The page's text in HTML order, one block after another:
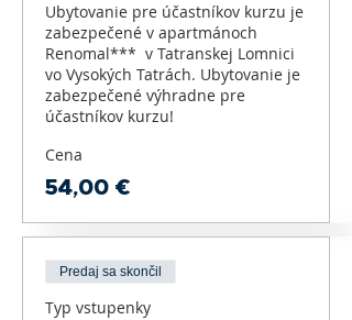
Ubytovanie pre účastníkov kurzu je
zabezpečené v apartmánoch
Renomal***  v Tatranskej Lomnici
vo Vysokých Tatrách. Ubytovanie je
zabezpečené výhradne pre
účastníkov kurzu!
Cena
54,00 €
Predaj sa skončil
Typ vstupenky